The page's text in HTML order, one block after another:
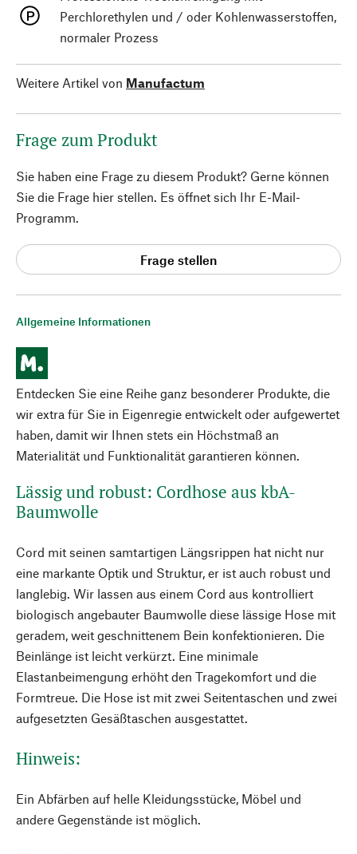
Allgemeine Informationen
Entdecken Sie eine Reihe ganz besonderer Produkte, die
wir extra für Sie in Eigenregie entwickelt oder aufgewertet
haben, damit wir Ihnen stets ein Höchstmaß an
Materialität und Funktionalität garantieren können.
Lässig und robust: Cordhose aus kbA-
Baumwolle
Cord mit seinen samtartigen Längsrippen hat nicht nur
eine markante Optik und Struktur, er ist auch robust und
langlebig. Wir lassen aus einem Cord aus kontrolliert
biologisch angebauter Baumwolle diese lässige Hose mit
geradem, weit geschnittenem Bein konfektionieren. Die
Beinlänge ist leicht verkürzt. Eine minimale
Elastanbeimengung erhöht den Tragekomfort und die
Formtreue. Die Hose ist mit zwei Seitentaschen und zwei
aufgesetzten Gesäßtaschen ausgestattet.
Hinweis:
Ein Abfärben auf helle Kleidungsstücke, Möbel und
andere Gegenstände ist möglich.
Perchlorethylen und / oder Kohlenwasserstoffen,
normaler Prozess
Weitere Artikel von Manufactum
Frage zum Produkt
Sie haben eine Frage zu diesem Produkt? Gerne können
Sie die Frage hier stellen. Es öffnet sich Ihr E-Mail-
Programm.
Frage stellen